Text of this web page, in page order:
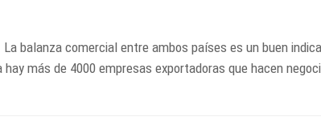
La balanza comercial entre ambos países es un buen
más de 4000 empresas exportadoras que hacen